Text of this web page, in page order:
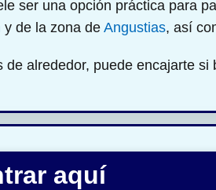
ser una opción práctica para
y de la zona de Angustias, así
de alrededor, puede encajarte si
aquí